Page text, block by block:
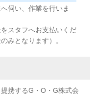
伺い、作業を行いま
スタフへお支払いくだ
みとなります）。
携するG・O・G株式会